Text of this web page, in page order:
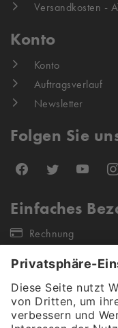
Versandkosten -
Konto
Konto
Auftragsverlauf
Newsletter
Folgen Sie
Einfaches
Rechnung
Unsere